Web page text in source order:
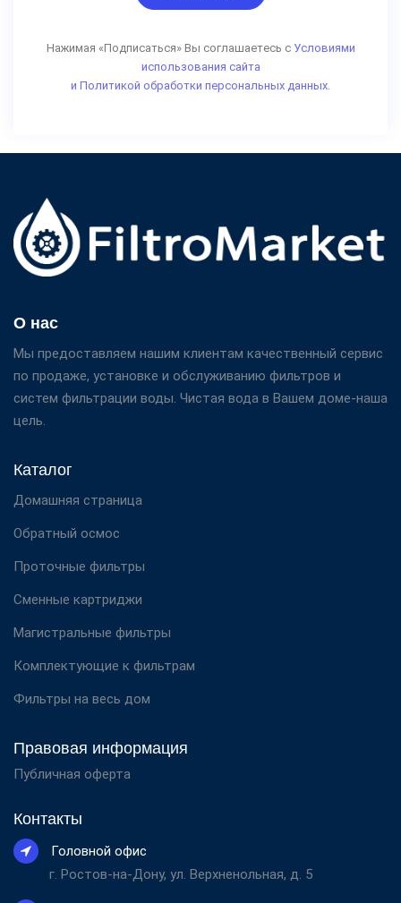
Нажимая «Подписаться» Вы соглашаетесь с Условиями
использования сайта
и Политикой обработки персональных данных.
О нас
Мы предоставляем нашим клиентам качественный сервис
по продаже, установке и обслуживанию фильтров и
систем фильтрации воды. Чистая вода в Вашем доме-наша
цель.
Каталог
Домашняя страница
Обратный осмос
Проточные фильтры
Сменные картриджи
Магистральные фильтры
Комплектующие к фильтрам
Фильтры на весь дом
Правовая информация
Публичная оферта
Контакты
Головной офис
г. Ростов-на-Дону, ул. Верхненольная, д. 5